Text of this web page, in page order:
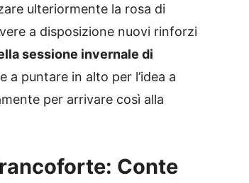
ulteriormente la rosa di
a disposizione nuovi rinforzi
sessione invernale di
a puntare in alto per l’idea a
per arrivare così alla
Conte